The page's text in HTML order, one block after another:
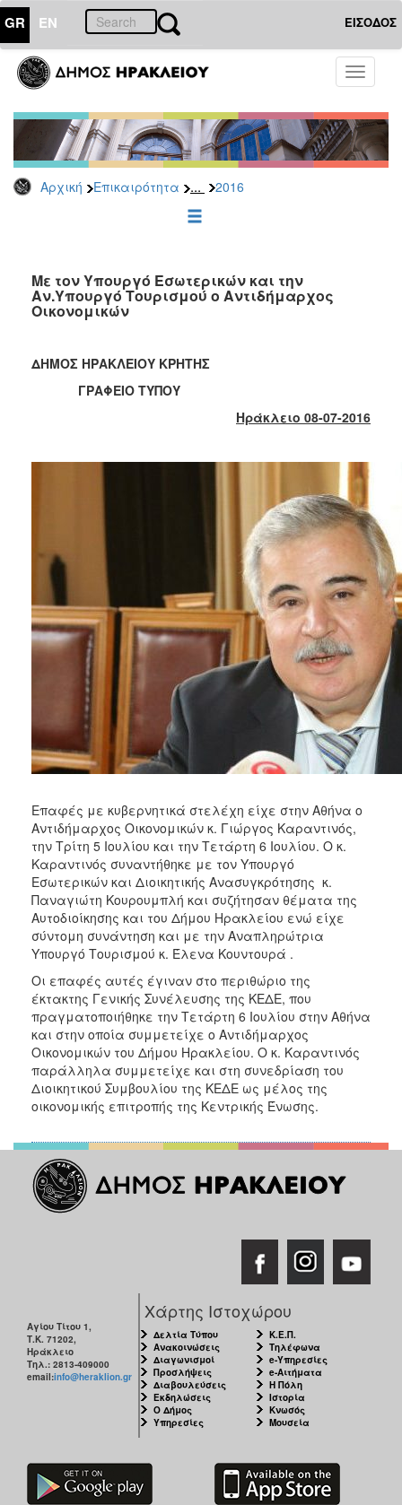
GR EN ΕΙΣΟΔΟΣ
Toggle
Αρχική Επικαιρότητα ... 2016
ΕΠΙΚΑΙΡΟΤΗΤΑ
Τύπου
Αρχείο
2026
2025
2022
2021
2019
2018
2015
2006
ΕΠΙΣΚΕΠΤΗΣ
ΗΡΑΚΛΕΙΟ
Με τον Υπουργό Εσωτερικών και την
Αν.Υπουργό Τουρισμού ο Αντιδήμαρχος
Οικονομικών
ΔΗΜΟΣ ΗΡΑΚΛΕΙΟΥ ΚΡΗΤΗΣ
ΓΡΑΦΕΙΟ ΤΥΠΟΥ
Ηράκλειο 08-07-2016
Επαφές με κυβερνητικά στελέχη είχε στην Αθήνα ο
Αντιδήμαρχος Οικονομικών κ. Γιώργος Καραντινός,
την Τρίτη 5 Ιουλίου και την Τετάρτη 6 Ιουλίου. Ο κ.
Καραντινός συναντήθηκε με τον Υπουργό
Εσωτερικών και Διοικητικής Ανασυγκρότησης κ.
Παναγιώτη Κουρουμπλή και συζήτησαν θέματα της
Αυτοδιοίκησης και του Δήμου Ηρακλείου ενώ είχε
σύντομη συνάντηση και με την Αναπληρώτρια
Υπουργό Τουρισμού κ. Έλενα Κουντουρά .
Οι επαφές αυτές έγιναν στο περιθώριο της
έκτακτης Γενικής Συνέλευσης της ΚΕΔΕ, που
πραγματοποιήθηκε την Τετάρτη 6 Ιουλίου στην Αθήνα
και στην οποία συμμετείχε ο Αντιδήμαρχος
Οικονομικών του Δήμου Ηρακλείου. Ο κ. Καραντινός
παράλληλα συμμετείχε και στη συνεδρίαση του
Διοικητικού Συμβουλίου της ΚΕΔΕ ως μέλος της
οικονομικής επιτροπής της Κεντρικής Ένωσης.
Αγίου Τίτου 1,
Τ.Κ. 71202,
Ηράκλειο
Τηλ.: 2813-409000
email:info@heraklion.gr
Χάρτης Ιστοχώρου
Δελτία Τύπου
Ανακοινώσεις
Διαγωνισμοί
Προσλήψεις
Διαβουλεύσεις
Εκδηλώσεις
Ο Δήμος
Υπηρεσίες
Κ.Ε.Π.
Τηλέφωνα
e-Υπηρεσίες
e-Αιτήματα
Η Πόλη
Ιστορία
Κνωσός
Μουσεία